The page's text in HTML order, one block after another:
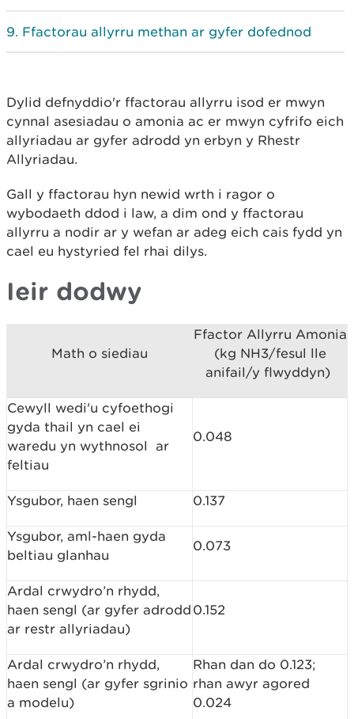
Ffactorau allyrru methan ar gyfer dofednod
Dylid defnyddio'r ffactorau allyrru isod er mwyn
cynnal asesiadau o amonia ac er mwyn cyfrifo eich
allyriadau ar gyfer adrodd yn erbyn y Rhestr
Allyriadau.
Gall y ffactorau hyn newid wrth i ragor o
wybodaeth ddod i law, a dim ond y ffactorau
allyrru a nodir ar y wefan ar adeg eich cais fydd yn
cael eu hystyried fel rhai dilys.
Ieir dodwy
Math o siediau
Ffactor Allyrru Amonia
(kg NH3/fesul lle
anifail/y flwyddyn)
Cewyll wedi'u cyfoethogi
gyda thail yn cael ei
waredu yn wythnosol ar
feltiau
0.048
Ysgubor, haen sengl 0.137
Ysgubor, aml-haen gyda
beltiau glanhau
0.073
Ardal crwydro’n rhydd,
haen sengl (ar gyfer adrodd
ar restr allyriadau)
0.152
Ardal crwydro’n rhydd,
haen sengl (ar gyfer sgrinio
a modelu)
Rhan dan do 0.123;
rhan awyr agored
0.024